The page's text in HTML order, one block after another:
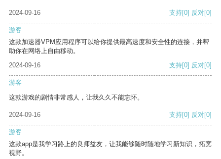
2024-09-16 支持[0] 反对[0]
游客
这款加速器VPM应用程序可以给你提供最高速度和安全性的连接，并帮
助你在网络上自由移动。
2024-09-16
支持[0] 反对[0]
游客
这款游戏的剧情非常感人，让我久久不能忘怀。
2024-09-16 支持[0] 反对[0]
游客
这款app是我学习路上的良师益友，让我能够随时随地学习新知识，拓宽
视野。